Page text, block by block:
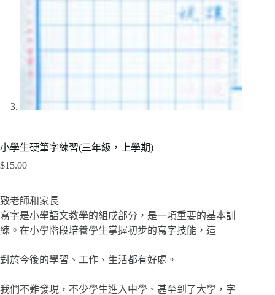
小學生硬筆字練習(三年級，上學期)
$15.00
致老師和家長
寫字是小學語文教學的組成部分，是一項重要的基本訓
練。在小學階段培養學生掌握初步的寫字技能，這
對於今後的學習、工作、生活都有好處。
我們不難發現，不少學生進入中學、甚至到了大學，字